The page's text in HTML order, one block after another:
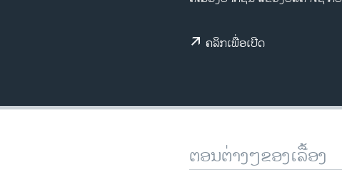
ຄລິກເພື່ອເປີດ
ຕອນຕ່າງໆຂອງເລື້ອງ